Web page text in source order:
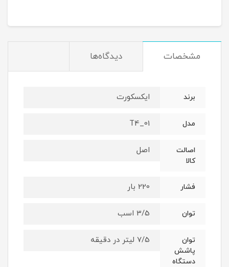
مشخصات دیدگاه‌ها
برند ایکسکورت
مدل 01_T4
اصالت
کالا
اصل
فشار 220 بار
توان 3/5 اسب
توان
پاشش
دستگاه
7/5 لیتر در دقیقه